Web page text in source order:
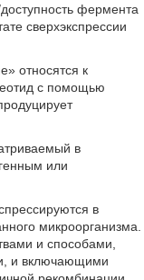
фермента
сверхэкспрессии
относятся к
с помощью
в
или
в
микроорганизма.
и способами,
и включающими